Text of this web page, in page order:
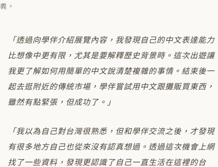
義。
「透過向學伴介紹展覽內容，我發現自己的中文表達能力
比想像中更有限，尤其是要解釋歷史背景時。這次出遊讓
我更了解如何用簡單的中文說清楚複雜的事情。結束後一
起去逛附近的傳統市場，學伴嘗試用中文跟攤販買東西，
雖然有點緊張，但成功了。」
「我以為自己對台灣很熟悉，但和學伴交流之後，才發現
有很多地方自己也從來沒有認真想過。透過這次機會上網
找了一些資料，發現更認識了自己一直生活在這裡的台